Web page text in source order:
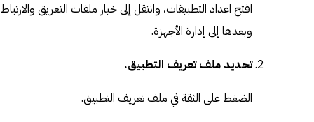
افتح اعداد التطبيقات، وانتقل إلى خيار ملفات التعريق
وبعدها إلى إدارة الأجهزة.
تحديد ملف تعريف التطبيق.
الضغط على الثقة في ملف تعريف التطبيق.